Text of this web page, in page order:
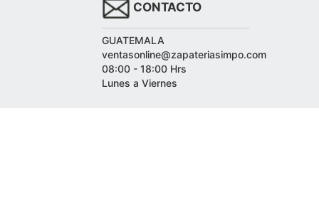
CONTACTO
GUATEMALA
ventasonline@zapateriasimpo.com
08:00 - 18:00 Hrs
Lunes a Viernes